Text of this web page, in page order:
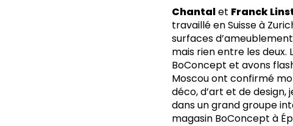
Chantalet Franck
travaillé en Suisse à
surfaces
mais rien entre les deux.
BoConcept et avons
Moscou ont confirmé
déco, d’art et de design,
dans un grand groupe
magasin BoConcept à